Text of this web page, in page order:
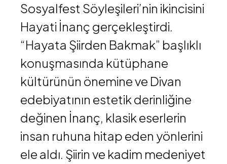
Sosyalfest Söyleşileri’nin ikincisini
Hayati İnanç gerçekleştirdi.
“Hayata Şiirden Bakmak” başlıklı
konuşmasında kütüphane
kültürünün önemine ve Divan
edebiyatının estetik derinliğine
değinen İnanç, klasik eserlerin
insan ruhuna hitap eden yönlerini
ele aldı. Şiirin ve kadim medeniyet